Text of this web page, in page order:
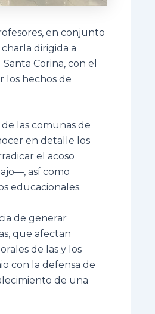
en conjunto
dirigida a
Corina, con el
los hechos de
las comunas de
en detalle los
el acoso
así como
educacionales.
de generar
que afectan
de las y los
con la defensa de
de una